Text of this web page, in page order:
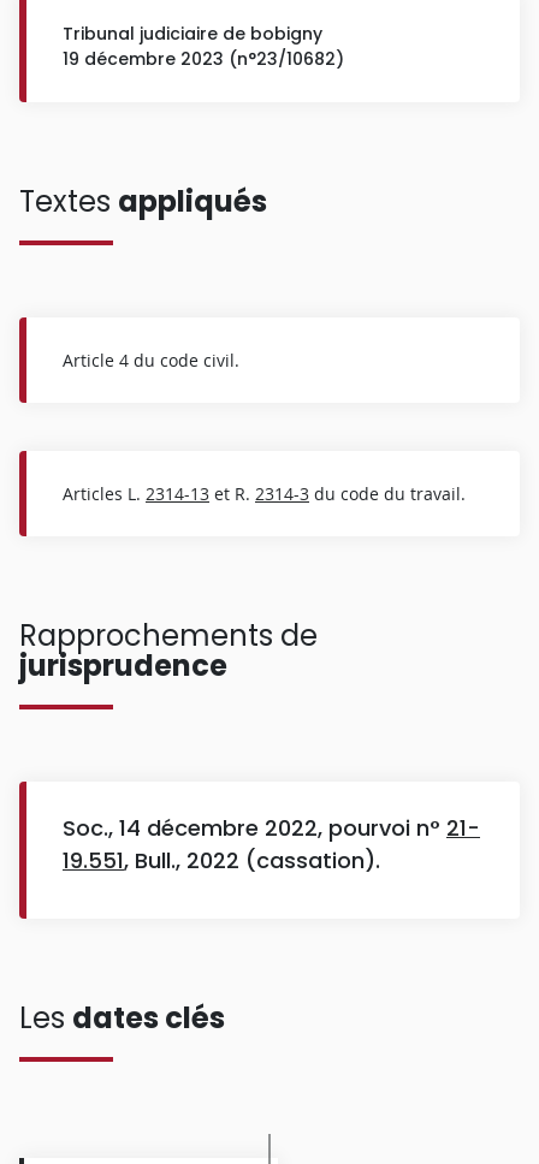
Tribunal judiciaire de bobigny
19 décembre 2023 (n°23/10682)
Textes appliqués
Article 4 du code civil.
Articles L. 2314-13 et R. 2314-3 du code du travail.
Rapprochements de
jurisprudence
Soc., 14 décembre 2022, pourvoi n° 21-
19.551, Bull., 2022 (cassation).
Les dates clés